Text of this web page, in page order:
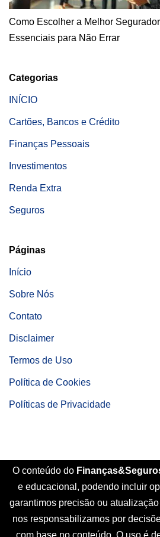
Como Escolher a Melhor
Essenciais para Não Errar
Categorias
INÍCIO
Cartões, Bancos e Crédito
Finanças Pessoais
Investimentos
Renda Extra
Seguros
Páginas
Início
Sobre Nós
Contato
Disclaimer
Termos de Uso
Política de Cookies
Políticas de Privacidade
O conteúdo do
e educacional, podendo incluir
garantimos precisão ou
nos responsabilizamos por
com base no conteúdo. O uso é